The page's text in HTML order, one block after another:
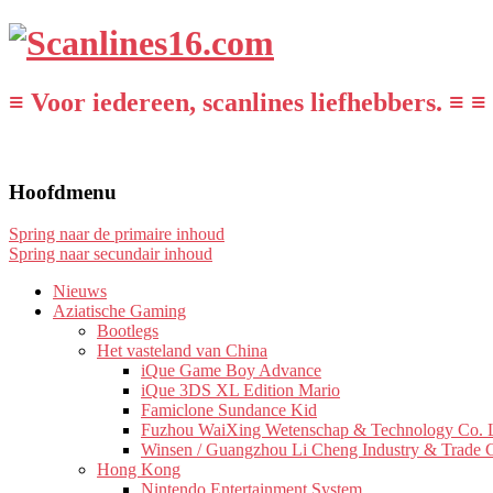
≡ Voor iedereen, scanlines liefhebbers. ≡ ≡
Hoofdmenu
Spring naar de primaire inhoud
Spring naar secundair inhoud
Nieuws
Aziatische Gaming
Bootlegs
Het vasteland van China
iQue Game Boy Advance
iQue 3DS XL Edition Mario
Famiclone Sundance Kid
Fuzhou WaiXing Wetenschap & Technology Co.
Winsen / Guangzhou Li Cheng Industry & Trade
Hong Kong